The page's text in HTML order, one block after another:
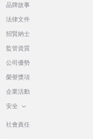
品牌故事
法律文件
招賢納士
監管資質
公司優勢
榮譽獎項
企業活動
安全
社會責任